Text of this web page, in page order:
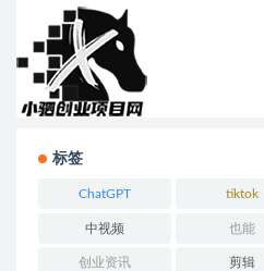
标签
ChatGPT tiktok
中视频 也能
创业资讯 剪辑